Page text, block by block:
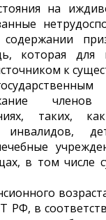
на
которая для
к
таких,
в том числе
РФ, в